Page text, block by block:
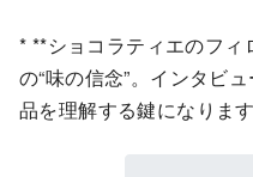
* **ショコラティエのフ
の“味の信念”。インタビ
品を理解する鍵になります